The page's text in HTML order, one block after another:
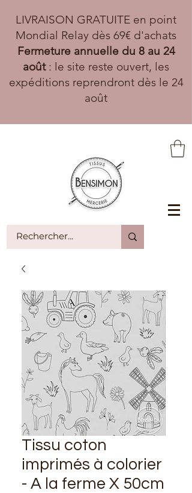
LIVRAISON GRATUITE en point
Mondial Relay dès 69€ d'achats
Fermeture annuelle du 8 au 24
août: le site reste ouvert, les
expéditions reprendront dès le 24
août
Tissu coton
imprimés à colorier
- A la ferme X 50cm